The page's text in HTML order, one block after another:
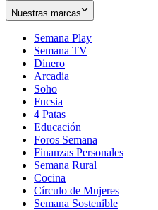
Nuestras marcas
Semana Play
Semana TV
Dinero
Arcadia
Soho
in
new
window
Fucsia
in
new
window
4 Patas
Educación
Foros Semana
Finanzas Personales
Semana Rural
Cocina
Círculo de Mujeres
Semana Sostenible